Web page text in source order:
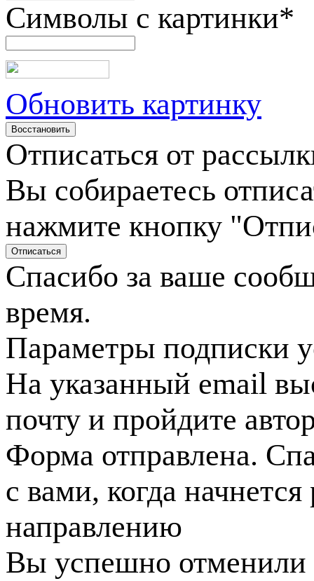
Символы с картинки*
Обновить картинку
Отписаться от
Вы собираетесь
нажмите кнопку
Спасибо за ваше
время.
Параметры подписки
На указанный email
почту и пройдите
Форма отправлена.
с вами, когда
направлению
Вы успешно отменили